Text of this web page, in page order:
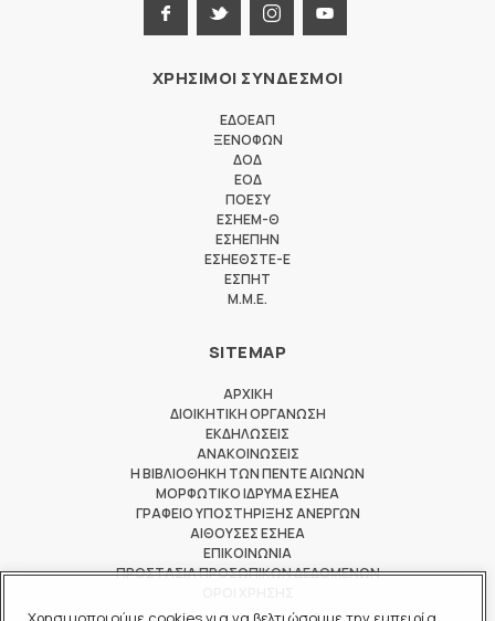
ΧΡΗΣΙΜΟΙ ΣΥΝΔΕΣΜΟΙ
ΕΔΟΕΑΠ
ΞΕΝΟΦΩΝ
ΔΟΔ
ΕΟΔ
ΠΟΕΣΥ
ΕΣΗΕΜ-Θ
ΕΣΗΕΠΗΝ
ΕΣΗΕΘΣΤΕ-Ε
ΕΣΠΗΤ
M.M.E.
SITEMAP
ΑΡΧΙΚΗ
ΔΙΟΙΚΗΤΙΚΗ ΟΡΓΑΝΩΣΗ
ΕΚΔΗΛΩΣΕΙΣ
ΑΝΑΚΟΙΝΩΣΕΙΣ
Η ΒΙΒΛΙΟΘΗΚΗ ΤΩΝ ΠΕΝΤΕ ΑΙΩΝΩΝ
ΜΟΡΦΩΤΙΚΟ ΙΔΡΥΜΑ ΕΣΗΕΑ
ΓΡΑΦΕΙΟ ΥΠΟΣΤΗΡΙΞΗΣ ΑΝΕΡΓΩΝ
ΑΙΘΟΥΣΕΣ ΕΣΗΕΑ
ΕΠΙΚΟΙΝΩΝΙΑ
ΠΡΟΣΤΑΣΙΑ ΠΡΟΣΩΠΙΚΩΝ ΔΕΔΟΜΕΝΩΝ